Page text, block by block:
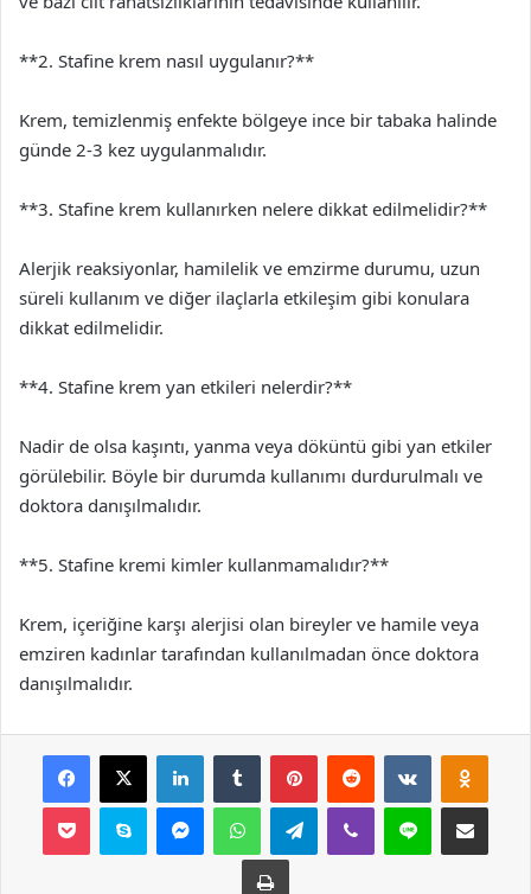
**2. Stafine krem nasıl uygulanır?**
Krem, temizlenmiş enfekte bölgeye ince bir tabaka halinde
günde 2-3 kez uygulanmalıdır.
**3. Stafine krem kullanırken nelere dikkat edilmelidir?**
Alerjik reaksiyonlar, hamilelik ve emzirme durumu, uzun
süreli kullanım ve diğer ilaçlarla etkileşim gibi konulara
dikkat edilmelidir.
**4. Stafine krem yan etkileri nelerdir?**
Nadir de olsa kaşıntı, yanma veya döküntü gibi yan etkiler
görülebilir. Böyle bir durumda kullanımı durdurulmalı ve
doktora danışılmalıdır.
**5. Stafine kremi kimler kullanmamalıdır?**
Krem, içeriğine karşı alerjisi olan bireyler ve hamile veya
emziren kadınlar tarafından kullanılmadan önce doktora
danışılmalıdır.
Facebook
X LinkedInTumblr PinterestReddit VKontakte
Pocket Skype MessengerWhatsAppTelegramViber Line E-Posta ile
Yazdır